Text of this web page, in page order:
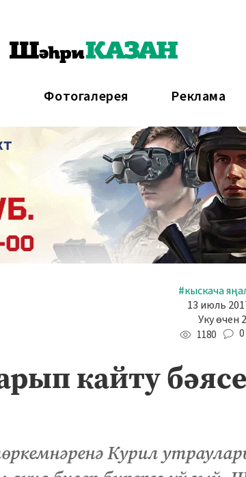
Фотогалерея Реклама
#кыскача
13 июль
Уку өчен
1180 0
кайту бәясе
Курил